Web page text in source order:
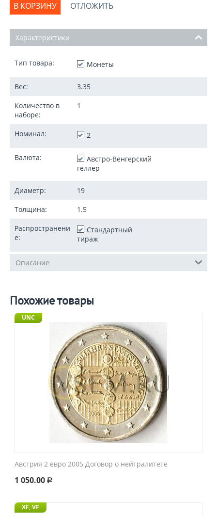
В КОРЗИНУ ОТЛОЖИТЬ
Характеристики
Тип товара: Монеты
Вес: 3.35
Количество в
наборе:
1
Номинал: 2
Валюта:
Австро-Венгерский
геллер
Диаметр: 19
Толщина: 1.5
Распространени
е:
Стандартный
тираж
Описание
Похожие товары
UNC
Австрия 2 евро 2005 Договор о нейтралитете
1 050.00 Р
XF, VF